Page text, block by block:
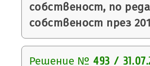
собственост, по
собственост през
Решение № 493 /